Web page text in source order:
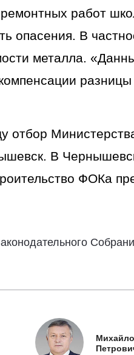
работ
опасения. В
металла.
отбор
В
ФОКа